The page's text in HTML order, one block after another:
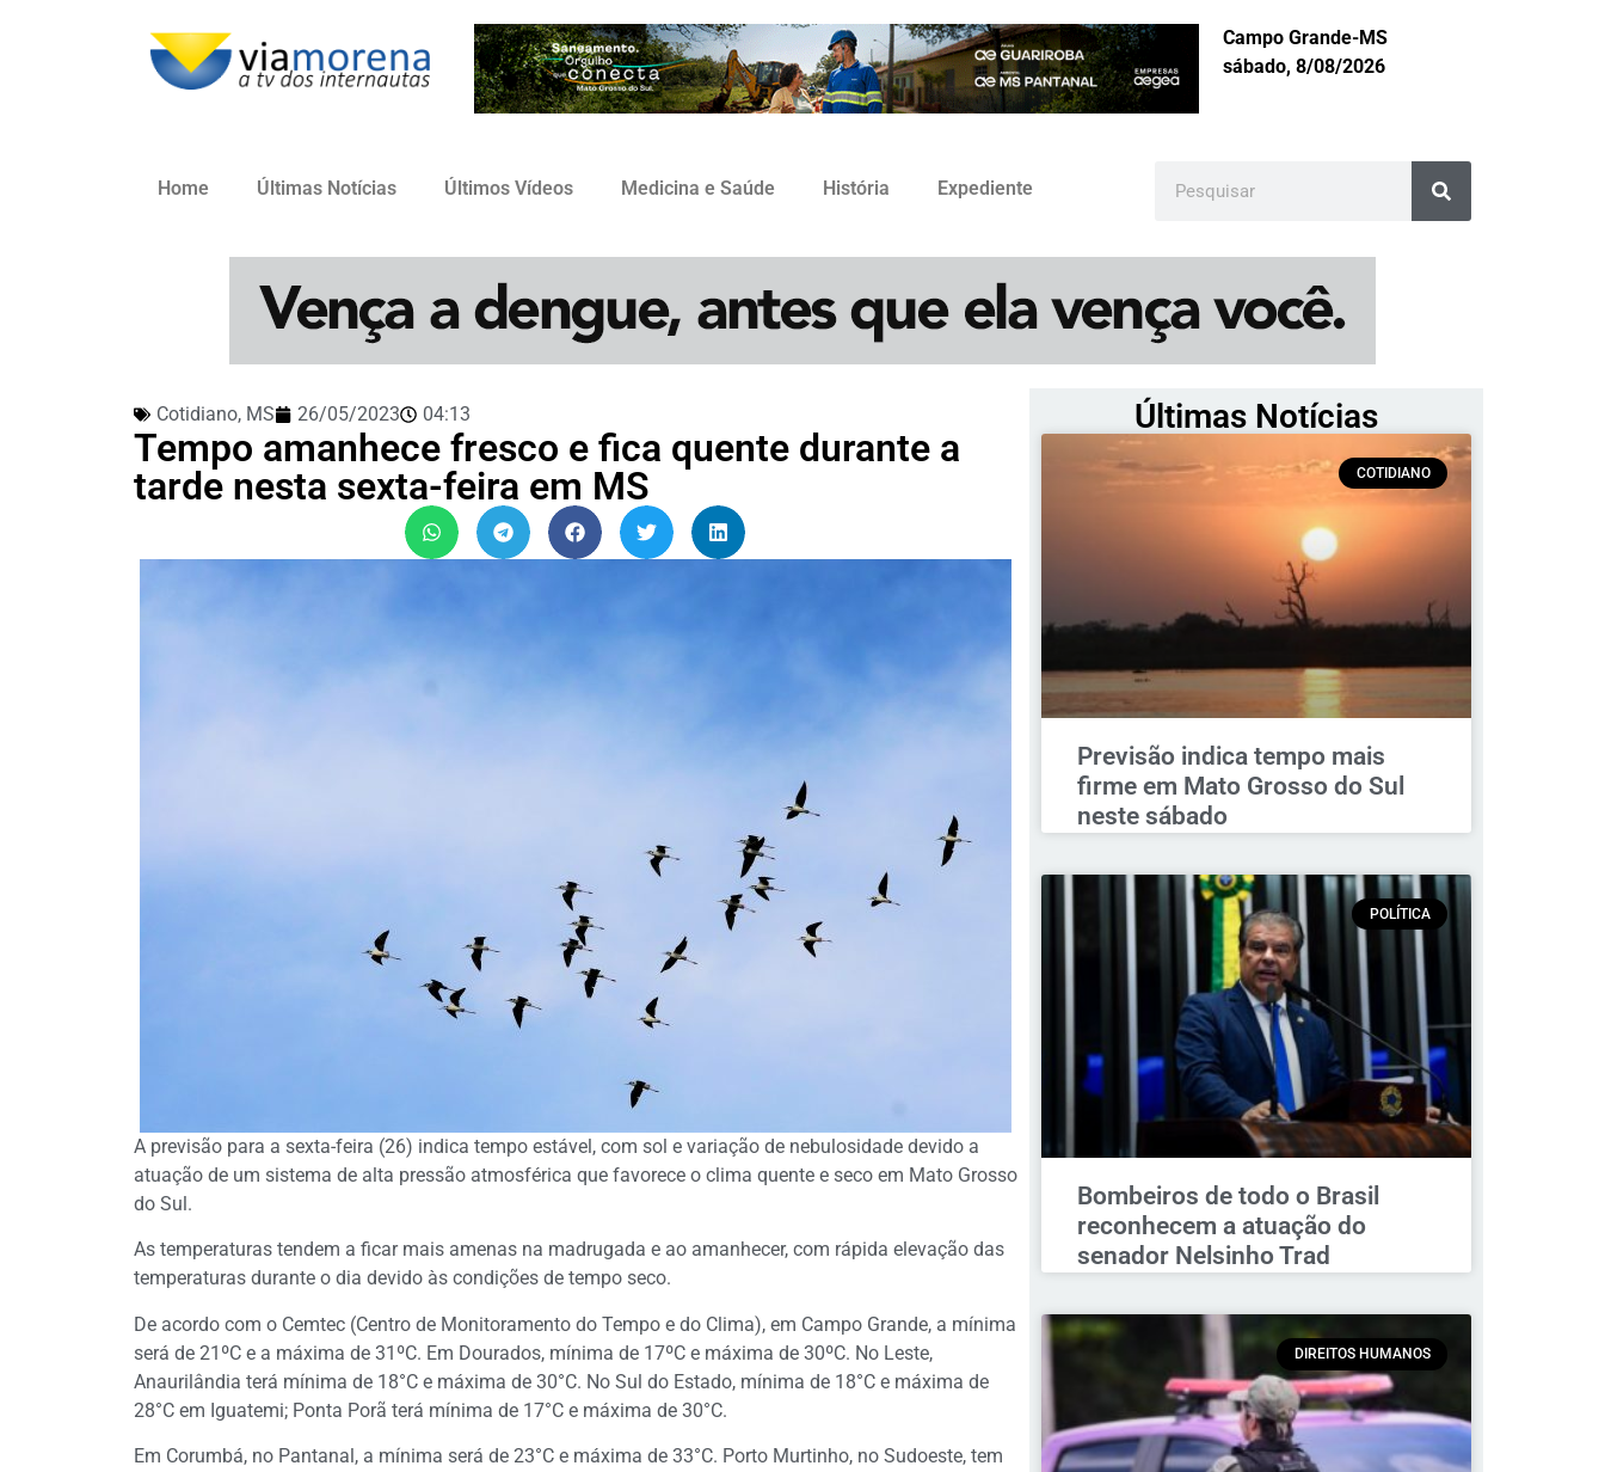
Campo Grande-MS
sábado, 8/08/2026
Home Últimas Notícias Últimos Vídeos Medicina e Saúde História Expediente
Cotidiano, MS 26/05/2023 04:13
Tempo amanhece fresco e fica quente durante a
tarde nesta sexta-feira em MS
A previsão para a sexta-feira (26) indica tempo estável, com sol e variação de nebulosidade devido a
atuação de um sistema de alta pressão atmosférica que favorece o clima quente e seco em Mato Grosso
do Sul.
As temperaturas tendem a ficar mais amenas na madrugada e ao amanhecer, com rápida elevação das
temperaturas durante o dia devido às condições de tempo seco.
De acordo com o Cemtec (Centro de Monitoramento do Tempo e do Clima), em Campo Grande, a mínima
será de 21ºC e a máxima de 31ºC. Em Dourados, mínima de 17ºC e máxima de 30ºC. No Leste,
Anaurilândia terá mínima de 18°C e máxima de 30°C. No Sul do Estado, mínima de 18°C e máxima de
28°C em Iguatemi; Ponta Porã terá mínima de 17°C e máxima de 30°C.
Em Corumbá, no Pantanal, a mínima será de 23°C e máxima de 33°C. Porto Murtinho, no Sudoeste, tem
Últimas Notícias
COTIDIANO
Previsão indica tempo mais
firme em Mato Grosso do Sul
neste sábado
POLÍTICA
Bombeiros de todo o Brasil
reconhecem a atuação do
senador Nelsinho Trad
DIREITOS HUMANOS